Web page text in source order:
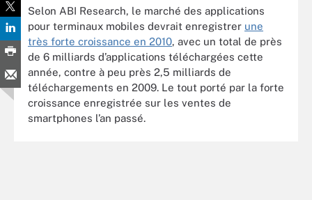
Selon ABI Research, le marché des applications
pour terminaux mobiles devrait enregistrer une
très forte croissance en 2010, avec un total de près
de 6 milliards d’applications téléchargées cette
année, contre à peu près 2,5 milliards de
téléchargements en 2009. Le tout porté par la forte
croissance enregistrée sur les ventes de
smartphones l’an passé.